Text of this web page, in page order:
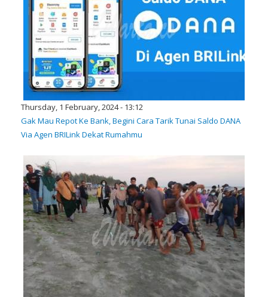
Thursday, 1 February, 2024 - 13:12
Gak Mau Repot Ke Bank, Begini Cara Tarik Tunai Saldo DANA
Via Agen BRILink Dekat Rumahmu